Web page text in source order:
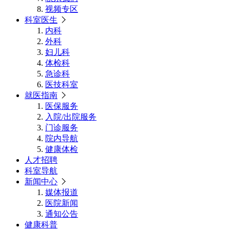
视频专区
科室医生
内科
外科
妇儿科
体检科
急诊科
医技科室
就医指南
医保服务
入院/出院服务
门诊服务
院内导航
健康体检
人才招聘
科室导航
新闻中心
媒体报道
医院新闻
通知公告
健康科普